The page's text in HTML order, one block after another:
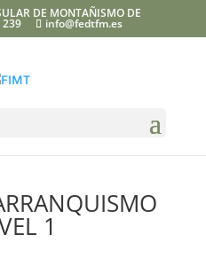
DE MONTAÑISMO DE
239 info@fedtfm.es
1